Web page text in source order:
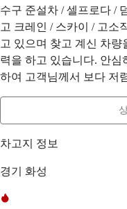
수구 준설차 / 셀프로다 /
고 크레인 / 스카이 / 고소
고 있으며 찾고 계신 차
력을 하고 있습니다. 안심
하여 고객님께서 보다 저
차고지 정보
경기 화성